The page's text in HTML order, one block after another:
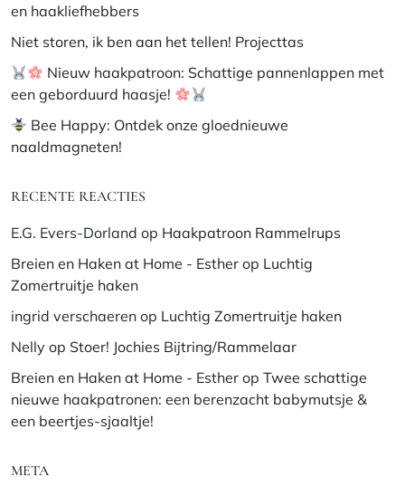
en haakliefhebbers
Niet storen, ik ben aan het tellen! Projecttas
Nieuw haakpatroon: Schattige pannenlappen met
een geborduurd haasje!
Bee Happy: Ontdek onze gloednieuwe
naaldmagneten!
RECENTE REACTIES
E.G. Evers-Dorland op Haakpatroon Rammelrups
Breien en Haken at Home - Esther op Luchtig
Zomertruitje haken
ingrid verschaeren op Luchtig Zomertruitje haken
Nelly op Stoer! Jochies Bijtring/Rammelaar
Breien en Haken at Home - Esther op Twee schattige
nieuwe haakpatronen: een berenzacht babymutsje &
een beertjes-sjaaltje!
META